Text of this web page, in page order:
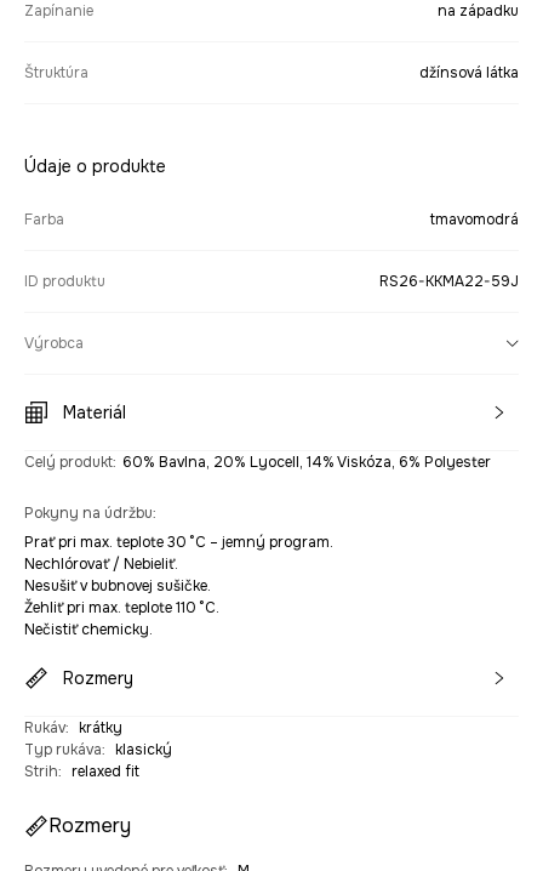
Zapínanie na západku
Štruktúra džínsová látka
Údaje o produkte
Farba tmavomodrá
ID produktu RS26-KKMA22-59J
Výrobca
Materiál
Celý produkt: 60% Bavlna, 20% Lyocell, 14% Viskóza, 6% Polyester
Pokyny na údržbu:
Prať pri max. teplote 30 °C – jemný program.
Nechlórovať / Nebieliť.
Nesušiť v bubnovej sušičke.
Žehliť pri max. teplote 110 °C.
Nečistiť chemicky.
Rozmery
Rukáv: krátky
Typ rukáva: klasický
Strih: relaxed fit
Rozmery